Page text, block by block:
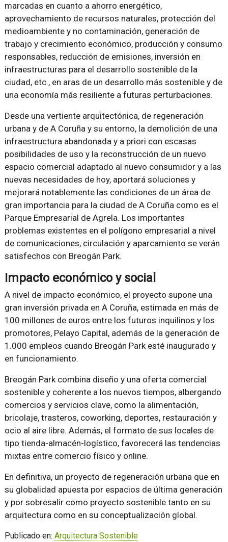
marcadas en cuanto a ahorro energético,
aprovechamiento de recursos naturales, protección del
medioambiente y no contaminación, generación de
trabajo y crecimiento económico, producción y consumo
responsables, reducción de emisiones, inversión en
infraestructuras para el desarrollo sostenible de la
ciudad, etc., en aras de un desarrollo más sostenible y de
una economía más resiliente a futuras perturbaciones.
Desde una vertiente arquitectónica, de regeneración
urbana y de A Coruña y su entorno, la demolición de una
infraestructura abandonada y a priori con escasas
posibilidades de uso y la reconstrucción de un nuevo
espacio comercial adaptado al nuevo consumidor y a las
nuevas necesidades de hoy, aportará soluciones y
mejorará notablemente las condiciones de un área de
gran importancia para la ciudad de A Coruña como es el
Parque Empresarial de Agrela. Los importantes
problemas existentes en el polígono empresarial a nivel
de comunicaciones, circulación y aparcamiento se verán
satisfechos con Breogán Park.
Impacto económico y social
A nivel de impacto económico, el proyecto supone una
gran inversión privada en A Coruña, estimada en más de
100 millones de euros entre los futuros inquilinos y los
promotores, Pelayo Capital, además de la generación de
1.000 empleos cuando Breogán Park esté inaugurado y
en funcionamiento.
Breogán Park combina diseño y una oferta comercial
sostenible y coherente a los nuevos tiempos, albergando
comercios y servicios clave, como la alimentación,
bricolaje, trasteros, coworking, deportes, restauración y
ocio al aire libre. Además, el formato de sus locales de
tipo tienda-almacén-logístico, favorecerá las tendencias
mixtas entre comercio físico y online.
En definitiva, un proyecto de regeneración urbana que en
su globalidad apuesta por espacios de última generación
y por sobresalir como proyecto sostenible tanto en su
arquitectura como en su conceptualización global.
Publicado en: Arquitectura Sostenible